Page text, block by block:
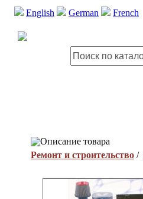
English German French
Описание товара
Ремонт и строительство /